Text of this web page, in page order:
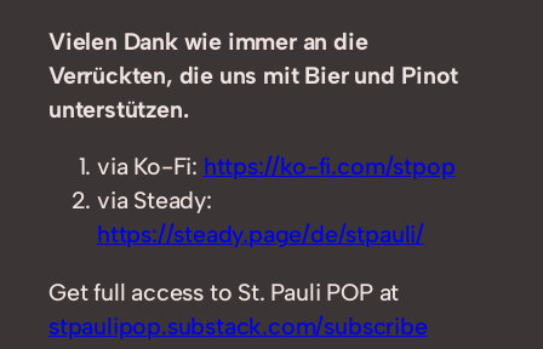
Vielen Dank wie immer an die
Verrückten, die uns mit Bier und Pinot
unterstützen.
via Ko-Fi: https://ko-fi.com/stpop
via Steady:
https://steady.page/de/stpauli/
Get full access to St. Pauli POP at
stpaulipop.substack.com/subscribe